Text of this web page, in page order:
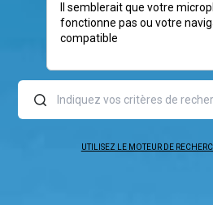
Il semblerait que votre
fonctionne pas ou votre
compatible
UTILISEZ LE MOTEUR DE